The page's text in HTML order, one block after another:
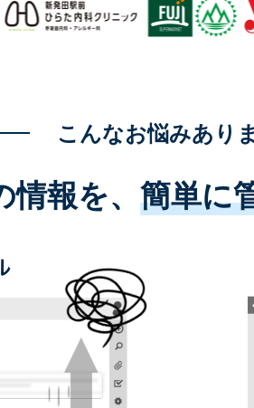
こんなお悩みあり
報を、 簡単に